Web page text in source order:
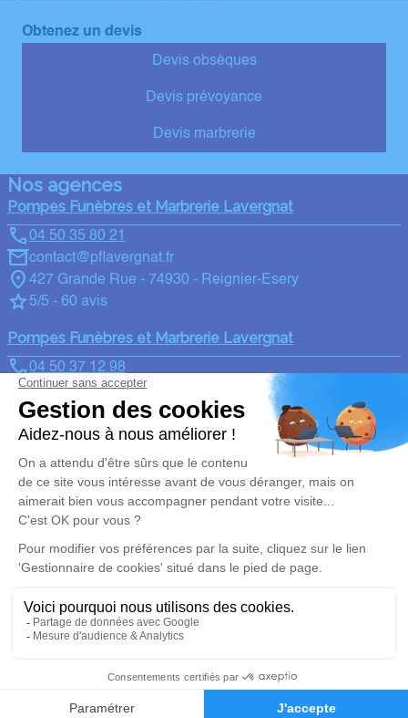
Obtenez un devis
Devis obsèques
Devis prévoyance
Devis marbrerie
Nos agences
Pompes Funèbres et Marbrerie Lavergnat
04 50 35 80 21
contact@pflavergnat.fr
427 Grande Rue - 74930 - Reignier-Esery
5/5 - 60 avis
Pompes Funèbres et Marbrerie Lavergnat
04 50 37 12 98
contact@pflavergnat.fr
56 Route de Bonneville - 74100 - Annemasse
4.8/5 - 130 avis
Nos Services
Organiser des Obsèques
Marbrerie Funéraire
Services aux familles
Liens utiles
Demande de rendez-vous en
Nos réseaux sociaux
Politique de traitement des données personnelles
Politique d’utilisation des cookies
Zone d'intervention
Réalisation et référencement par